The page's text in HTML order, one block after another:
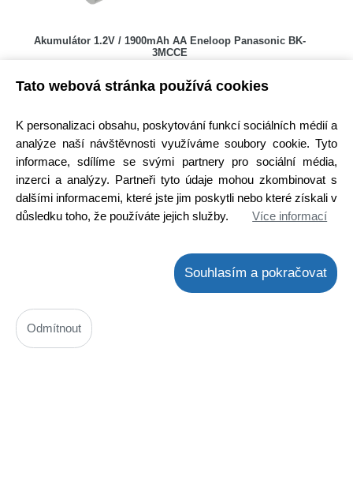
Tato webová stránka používá cookies
K personalizaci obsahu, poskytování funkcí sociálních médií a
analýze naší návštěvnosti využíváme soubory cookie. Tyto
informace, sdílíme se svými partnery pro sociální média,
inzerci a analýzy. Partneři tyto údaje mohou zkombinovat s
dalšími informacemi, které jste jim poskytli nebo které získali v
důsledku toho, že používáte jejich služby.
Více informací
Souhlasím a pokračovat
Odmítnout
Akumulátor 1.2V / 1900mAh AA Eneloop Panasonic BK-
3MCCE
Cena bez DPH: 71,05 Kč
Ihned k odeslání
Skladem na prodejně
Detail
DOPRODEJ